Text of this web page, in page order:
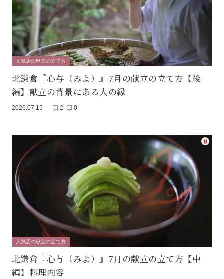
人気店の献立の立て方
北鎌倉『心与（みよ）』7月の献立の立て方【後
編】献立の背景にある人の縁
2026.07.15 2 0
人気店の献立の立て方
北鎌倉『心与（みよ）』7月の献立の立て方【中
編】料理内容